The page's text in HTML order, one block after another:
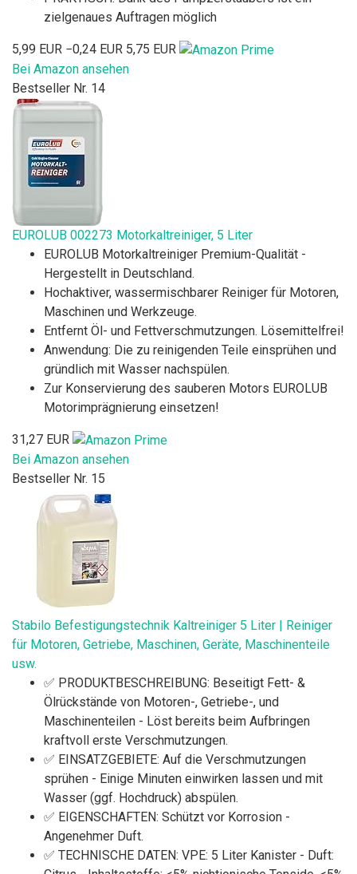
zielgenaues Auftragen möglich
5,99 EUR −0,24 EUR 5,75 EUR
Bei Amazon ansehen
Bestseller Nr. 14
EUROLUB 002273 Motorkaltreiniger, 5 Liter
EUROLUB Motorkaltreiniger Premium-Qualität -
Hergestellt in Deutschland.
Hochaktiver, wassermischbarer Reiniger für Motoren,
Maschinen und Werkzeuge.
Entfernt Öl- und Fettverschmutzungen. Lösemittelfrei!
Anwendung: Die zu reinigenden Teile einsprühen und
gründlich mit Wasser nachspülen.
Zur Konservierung des sauberen Motors EUROLUB
Motorimprägnierung einsetzen!
31,27 EUR
Bei Amazon ansehen
Bestseller Nr. 15
Stabilo Befestigungstechnik Kaltreiniger 5 Liter | Reiniger
für Motoren, Getriebe, Maschinen, Geräte, Maschinenteile
usw.
✅ PRODUKTBESCHREIBUNG: Beseitigt Fett- &
Ölrückstände von Motoren-, Getriebe-, und
Maschinenteilen - Löst bereits beim Aufbringen
kraftvoll erste Verschmutzungen.
✅ EINSATZGEBIETE: Auf die Verschmutzungen
sprühen - Einige Minuten einwirken lassen und mit
Wasser (ggf. Hochdruck) abspülen.
✅ EIGENSCHAFTEN: Schützt vor Korrosion -
Angenehmer Duft.
✅ TECHNISCHE DATEN: VPE: 5 Liter Kanister - Duft: